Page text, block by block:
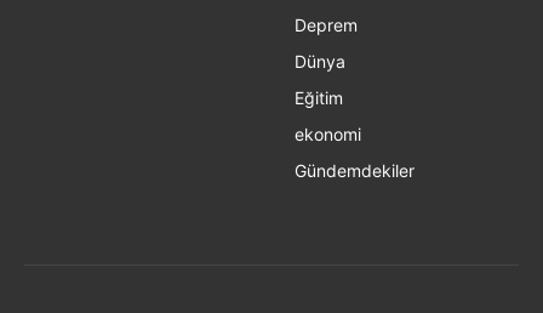
Deprem
Dünya
Eğitim
ekonomi
Gündemdekiler